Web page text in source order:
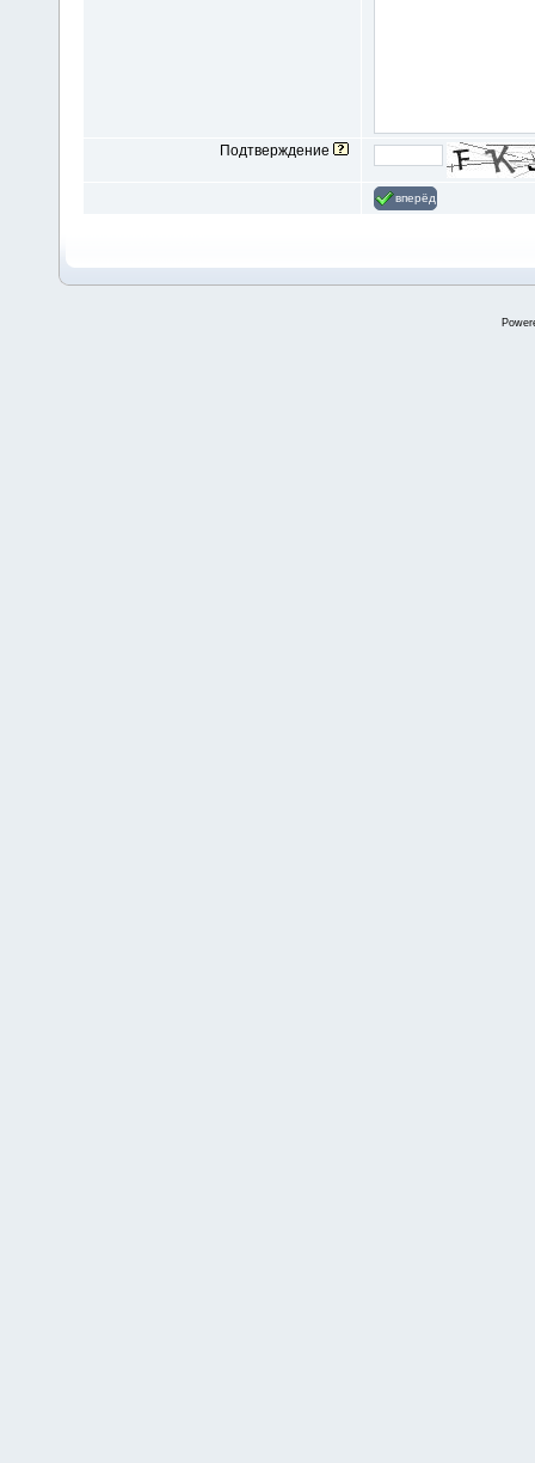
Подтверждение
вперёд